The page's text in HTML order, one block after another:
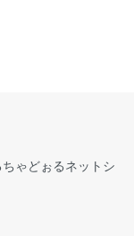
ゃどぉるネットシ